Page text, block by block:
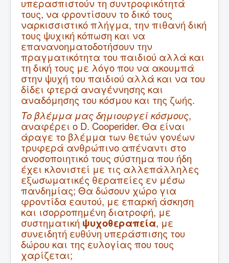
υπερασπιστούν τη συντροφικότητά
τους, να φροντίσουν το δικό τους
ναρκισσιστικό πλήγμα, την πιθανή δική
τους ψυχική κόπωση και να
επανανοηματοδοτήσουν την
πραγματικότητα του παιδιού αλλά και
τη δική τους με λόγο που να ακουμπά
στην ψυχή του παιδιού αλλά και να του
δίδει φτερά αναγέννησης και
αναδόμησης του κόσμου και της ζωής.
Το βλέμμα μας δημιουργεί κόσμους,
αναφέρει ο D. Cooperider. Θα είναι
άραγε το βλέμμα των θετών γονέων
τρυφερά ανθρώπινο απέναντι στο
ανοσοποιητικό τους σύστημα που ήδη
έχει κλονιστεί με τις αλλεπάλληλες
εξωσωματικές θεραπείες εν μέσω
πανδημίας; Θα δώσουν χώρο για
φροντίδα εαυτού, με επαρκή άσκηση
και ισορροπημένη διατροφή, με
συστηματικήψυχοθεραπεία, με
συνειδητή ευθύνη υπεράσπισης του
δώρου και της ευλογίας που τους
χαρίζεται;